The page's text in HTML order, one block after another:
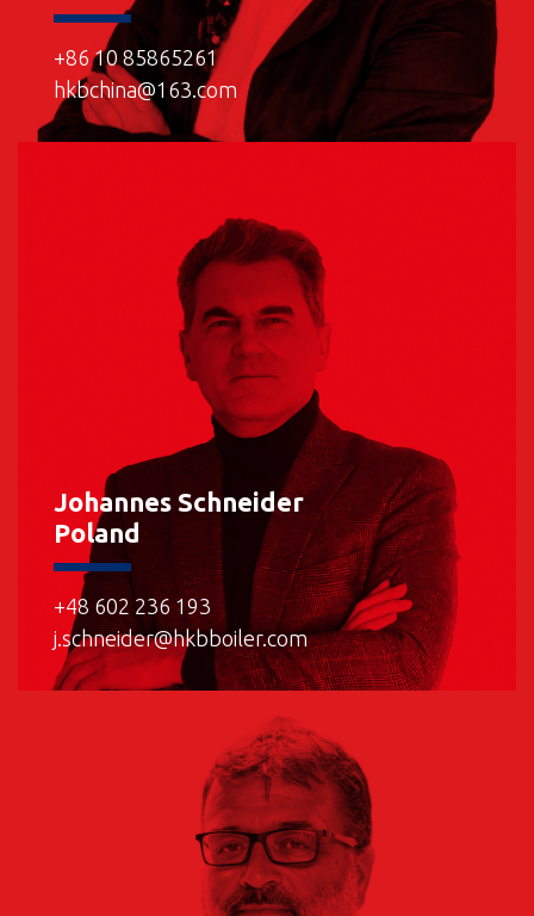
+86 10 85865261
hkbchina@163.com
Johannes Schneider
Poland
+48 602 236 193
j.schneider@hkbboiler.com